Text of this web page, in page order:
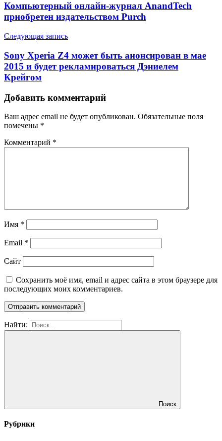
Компьютерный онлайн-журнал AnandTech
приобретен издательством Purch
Следующая запись
Sony Xperia Z4 может быть анонсирован в мае
2015 и будет рекламироваться Дэниелем
Крейгом
Добавить комментарий
Ваш адрес email не будет опубликован. Обязательные поля
помечены *
Комментарий *
Имя *
Email *
Сайт
Сохранить моё имя, email и адрес сайта в этом браузере для
последующих моих комментариев.
Найти:
Поиск
Рубрики